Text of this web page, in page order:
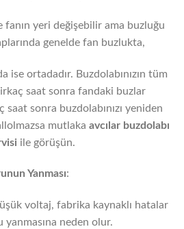
fanın yeri değişebilir ama buzluğu
genelde fan buzlukta,
ise ortadadır. Buzdolabınızın tüm
saat sonra fandaki buzlar
sonra buzdolabınızı yeniden
mutlaka avcılar buzdolabı
ile görüşün.
Yanması:
voltaj, fabrika kaynaklı hatalar
neden olur.